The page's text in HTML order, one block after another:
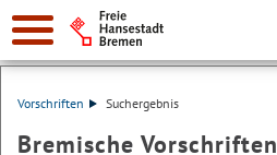
Vorschriften Suchergebnis
Bremische Vorschriften